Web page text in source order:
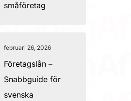
småföretag
februari 26, 2026
Företagslån –
Snabbguide för
svenska